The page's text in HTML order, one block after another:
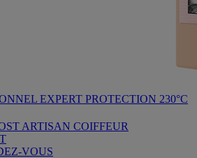
EXPERT PROTECTION 230°C
ARTISAN COIFFEUR
VOUS